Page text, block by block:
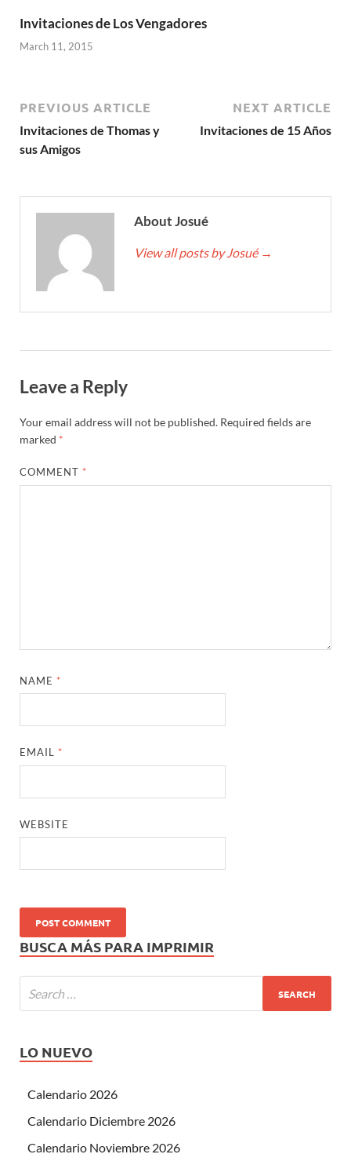
Invitaciones de Los Vengadores
March 11, 2015
PREVIOUS ARTICLE
Invitaciones de Thomas y
sus Amigos
NEXT ARTICLE
Invitaciones de 15 Años
About Josué
View all posts by Josué →
Leave a Reply
Your email address will not be published. Required fields are
marked *
COMMENT *
NAME *
EMAIL *
WEBSITE
BUSCA MÁS PARA IMPRIMIR
LO NUEVO
Calendario 2026
Calendario Diciembre 2026
Calendario Noviembre 2026